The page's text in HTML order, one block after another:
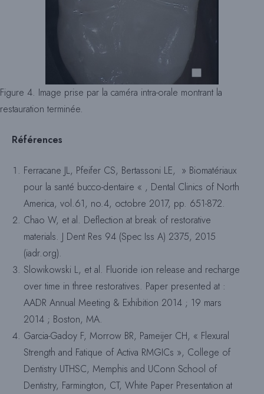
Figure 4. Image prise par la caméra intra-orale montrant la
restauration terminée.
Références
Ferracane JL, Pfeifer CS, Bertassoni LE, » Biomatériaux
pour la santé bucco-dentaire « , Dental Clinics of North
America, vol.61, no.4, octobre 2017, pp. 651-872.
Chao W, et al. Deflection at break of restorative
materials. J Dent Res 94 (Spec Iss A) 2375, 2015
(iadr.org).
Slowikowski L, et al. Fluoride ion release and recharge
over time in three restoratives. Paper presented at :
AADR Annual Meeting & Exhibition 2014 ; 19 mars
2014 ; Boston, MA.
Garcia-Gadoy F, Morrow BR, Pameijer CH, « Flexural
Strength and Fatique of Activa RMGICs », College of
Dentistry UTHSC, Memphis and UConn School of
Dentistry, Farmington, CT, White Paper Presentation at